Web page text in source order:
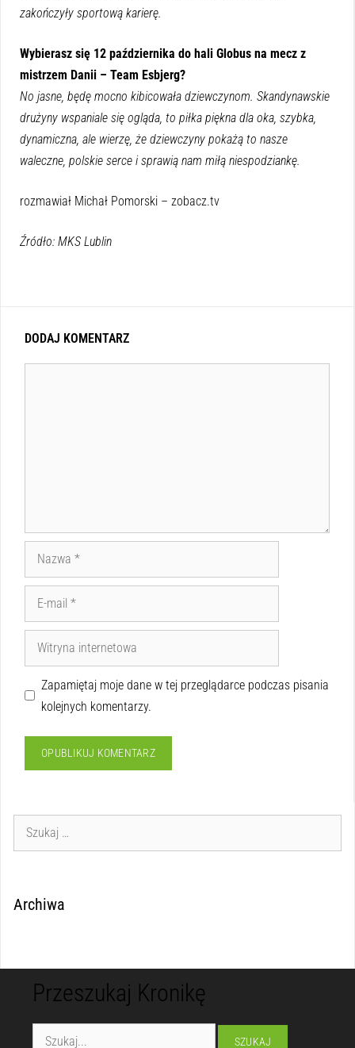
zakończyły sportową karierę.
Wybierasz się 12 października do hali Globus na mecz z
mistrzem Danii – Team Esbjerg?
No jasne, będę mocno kibicowała dziewczynom. Skandynawskie
drużyny wspaniale się ogląda, to piłka piękna dla oka, szybka,
dynamiczna, ale wierzę, że dziewczyny pokażą to nasze
waleczne, polskie serce i sprawią nam miłą niespodziankę.
rozmawiał Michał Pomorski – zobacz.tv
Źródło: MKS Lublin
DODAJ KOMENTARZ
Zapamiętaj moje dane w tej przeglądarce podczas pisania
kolejnych komentarzy.
Archiwa
Przeszukaj Kronikę